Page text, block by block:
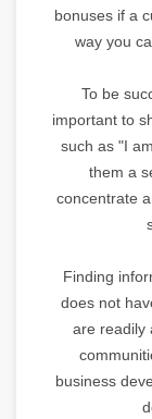
bonuses if a
way you
To be
important to
such as "I
them a
concentrate
Finding
does not
are readily
business